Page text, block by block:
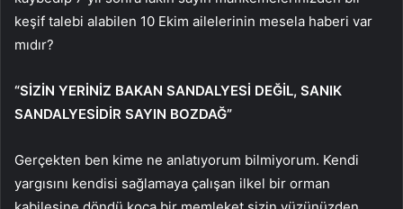
keşif talebi alabilen 10 Ekim ailelerinin mesela haberi var
mıdır?
“SİZİN YERİNİZ BAKAN SANDALYESİ DEĞİL, SANIK
SANDALYESİDİR SAYIN BOZDAĞ”
Gerçekten ben kime ne anlatıyorum bilmiyorum. Kendi
yargısını kendisi sağlamaya çalışan ilkel bir orman